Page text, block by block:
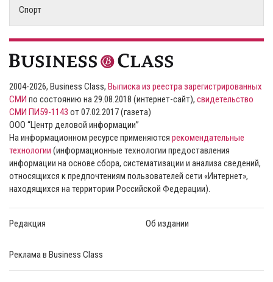
Спорт
2004-2026, Business Class, Выписка из реестра зарегистрированных
СМИ по состоянию на 29.08.2018 (интернет-сайт), свидетельство
СМИ ПИ59-1143 от 07.02.2017 (газета)
ООО “Центр деловой информации”
На информационном ресурсе применяются рекомендательные
технологии (информационные технологии предоставления
информации на основе сбора, систематизации и анализа сведений,
относящихся к предпочтениям пользователей сети «Интернет»,
находящихся на территории Российской Федерации).
Редакция Об издании
Реклама в Business Class